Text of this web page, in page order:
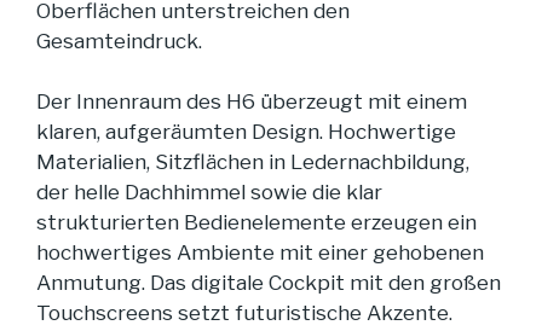
Oberflächen unterstreichen den
Gesamteindruck.
Der Innenraum des H6 überzeugt mit einem
klaren, aufgeräumten Design. Hochwertige
Materialien, Sitzflächen in Ledernachbildung,
der helle Dachhimmel sowie die klar
strukturierten Bedienelemente erzeugen ein
hochwertiges Ambiente mit einer gehobenen
Anmutung. Das digitale Cockpit mit den großen
Touchscreens setzt futuristische Akzente.